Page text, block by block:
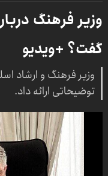
وزیر فرهنگ
گفت؟ +ویدیو
وزیر فرهنگ و ارشاد
توضیحاتی ارائه داد.